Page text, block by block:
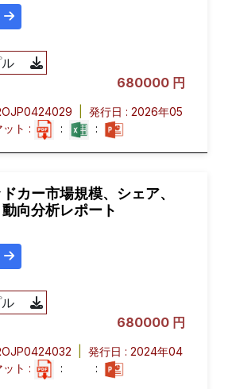
ル
680000 円
発行日 : 2026年05
ット : : :
カー市場規模、シェア、
向分析レポート
ル
680000 円
発行日 : 2024年04
ット : : :